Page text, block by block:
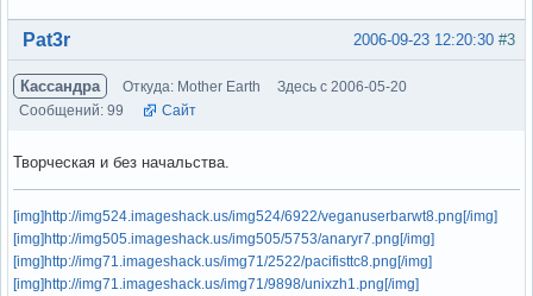
Вне форума #3
2006-09-23 12:20:30
Pat3r
Кассандра Откуда: Mother Earth
Здесь с 2006-05-20
Сообщений: 99
Сайт
Творческая и без начальства.
[img]http://img524.imageshack.us/img524/6922/veganuserbarwt8.png[/img]
[img]http://img505.imageshack.us/img505/5753/anaryr7.png[/img]
[img]http://img71.imageshack.us/img71/2522/pacifisttc8.png[/img]
[img]http://img71.imageshack.us/img71/9898/unixzh1.png[/img]